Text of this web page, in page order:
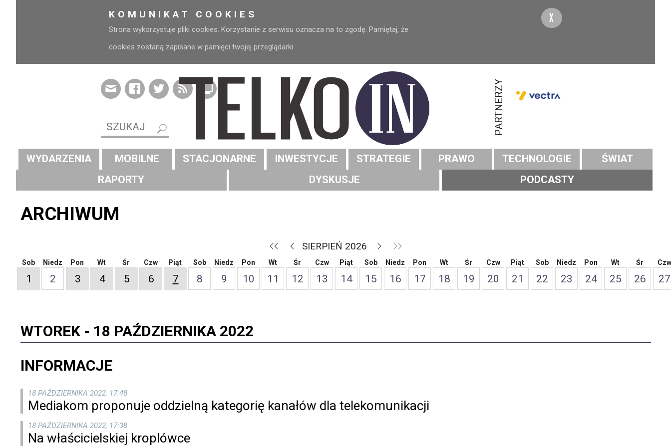
KOMUNIKAT COOKIES
Strona wykorzystuje pliki cookies. Korzystanie z serwisu oznacza na to zgodę. Pamiętaj, że
cookies zostaną zapisane w pamięci twojej przeglądarki.
X
PARTNERZY
WYDARZENIA MOBILNE STACJONARNE INWESTYCJE STRATEGIE PRAWO TECHNOLOGIE
ŚWIAT
RAPORTY
DYSKUSJE PODCASTY
ARCHIWUM
SIERPIEŃ 2026
Sob
1
Niedz
2
Pon
3
Wt
4
Śr
5
Czw
6
Piąt
7
Sob
8
Niedz
9
Pon
10
Wt
11
Śr
12
Czw
13
Piąt
14
Sob
15
Niedz
16
Pon
17
Wt
18
Śr
19
Czw
20
Piąt
21
Sob
22
Niedz
23
Pon
24
Wt
25
Śr
26
Czw
27
WTOREK - 18 PAŹDZIERNIKA 2022
INFORMACJE
18 PAŹDZIERNIKA 2022, 17:48
Mediakom proponuje oddzielną kategorię kanałów dla telekomunikacji
18 PAŹDZIERNIKA 2022, 17:38
Na właścicielskiej kroplówce